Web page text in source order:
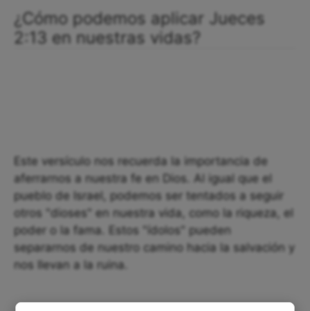
¿Cómo podemos aplicar Jueces
2:13 en nuestras vidas?
Este versículo nos recuerda la importancia de
aferrarnos a nuestra fe en Dios. Al igual que el
pueblo de Israel, podemos ser tentados a seguir
otros "dioses" en nuestra vida, como la riqueza, el
poder o la fama. Estos "ídolos" pueden
separarnos de nuestro camino hacia la salvación y
nos llevan a la ruina.